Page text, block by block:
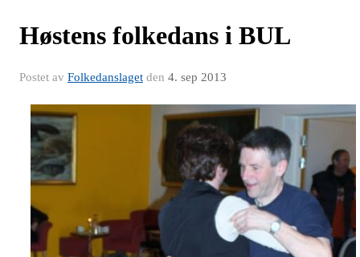
Høstens folkedans i BUL
Postet av Folkedanslaget den 4. sep 2013